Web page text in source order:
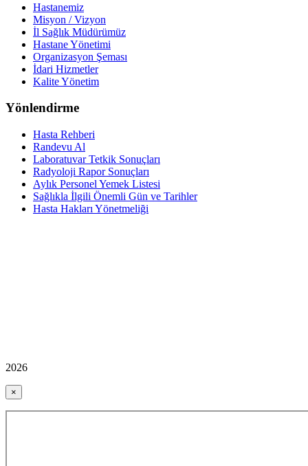
Hastanemiz
Misyon / Vizyon
İl Sağlık Müdürümüz
Hastane Yönetimi
Organizasyon Şeması
İdari Hizmetler
Kalite Yönetim
Yönlendirme
Hasta Rehberi
Randevu Al
Laboratuvar Tetkik Sonuçları
Radyoloji Rapor Sonuçları
Aylık Personel Yemek Listesi
Sağlıkla İlgili Önemli Gün ve Tarihler
Hasta Hakları Yönetmeliği
2026
×